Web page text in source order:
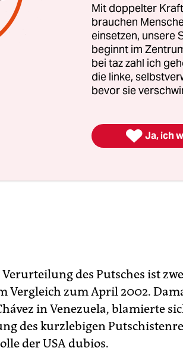
in der eher
gesehen wurden als
Verurteilung des Putsches ist
Vergleich zum April 2002.
in Venezuela, blamierte
des kurzlebigen
der USA dubios.
Mit doppelter
brauchen
einsetzen, unsere
beginnt im
bei taz zahl ich
die linke,
bevor sie
 Ja, ich